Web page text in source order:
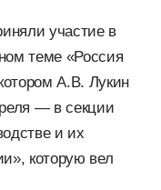
участие в
теме «Россия
А.В. Лукин
— в секции
и их
которую вел